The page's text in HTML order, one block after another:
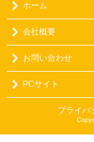
ホーム
会社概要
お問い合わせ
PCサイト
プライバ